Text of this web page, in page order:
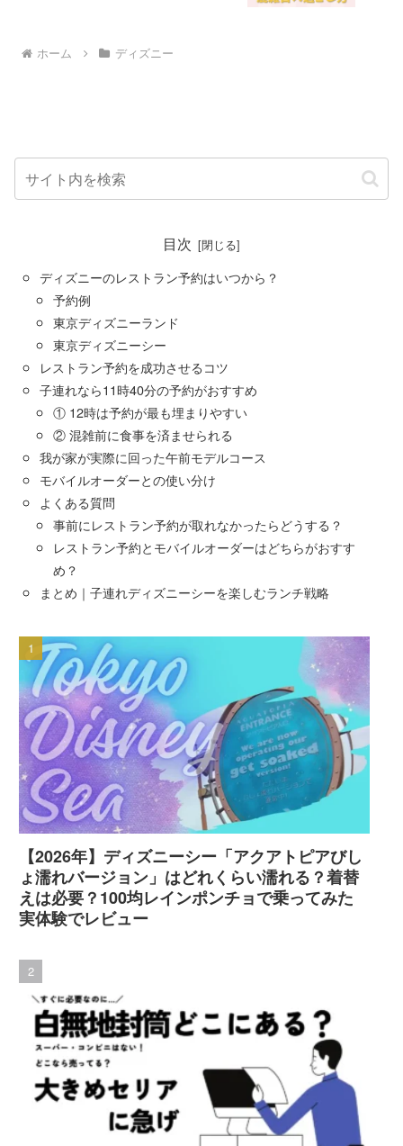
ホーム ディズニー
目次
ディズニーのレストラン予約はいつから？
予約例
東京ディズニーランド
東京ディズニーシー
レストラン予約を成功させるコツ
子連れなら11時40分の予約がおすすめ
① 12時は予約が最も埋まりやすい
② 混雑前に食事を済ませられる
我が家が実際に回った午前モデルコース
モバイルオーダーとの使い分け
よくある質問
事前にレストラン予約が取れなかったらどうする？
レストラン予約とモバイルオーダーはどちらがおすす
め？
まとめ｜子連れディズニーシーを楽しむランチ戦略
【2026年】ディズニーシー「アクアトピアびし
ょ濡れバージョン」はどれくらい濡れる？着替
えは必要？100均レインポンチョで乗ってみた
実体験でレビュー